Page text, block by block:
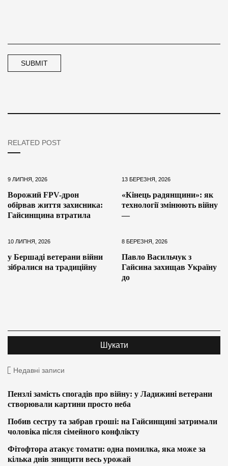
RELATED POST
9 ЛИПНЯ, 2026
Ворожий FPV-дрон
обірвав життя захисника:
Гайсинщина втратила
13 БЕРЕЗНЯ, 2026
«Кінець радянщини»: як
технології змінюють війну
—
10 ЛИПНЯ, 2026
у Бершаді ветерани війни
зібралися на традиційну
8 БЕРЕЗНЯ, 2026
Павло Васильчук з
Гайсина захищав Україну
до
Недавні записи
Пензлі замість спогадів про війну: у Ладижині ветерани
створювали картини просто неба
Побив сестру та забрав гроші: на Гайсинщині затримали
чоловіка після сімейного конфлікту
Фітофтора атакує томати: одна помилка, яка може за
кілька днів знищити весь урожай